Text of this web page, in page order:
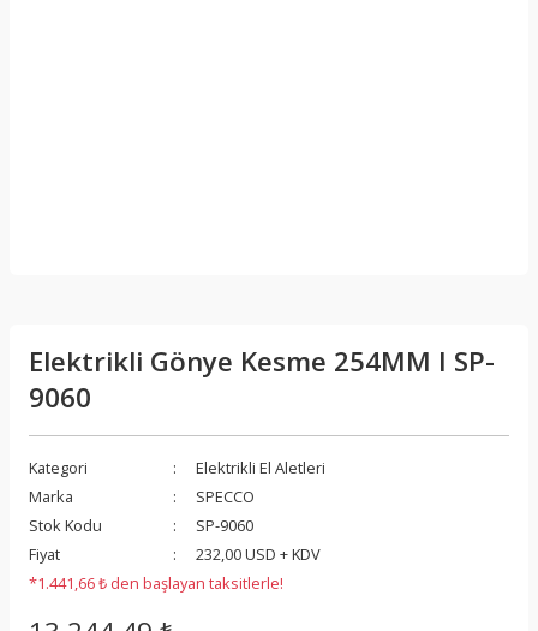
Elektrikli Gönye Kesme 254MM I SP-
9060
Kategori
Elektrikli El Aletleri
Marka
SPECCO
Stok Kodu
SP-9060
Fiyat
232,00 USD + KDV
*1.441,66 ₺ den başlayan taksitlerle!